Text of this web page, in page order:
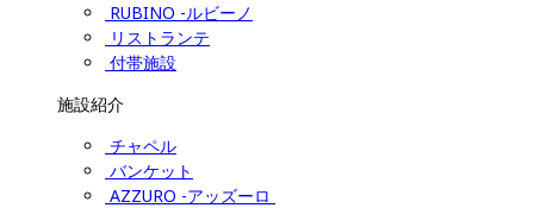
RUBINO -ルビーノ
リストランテ
付帯施設
施設紹介
チャペル
バンケット
AZZURO -アッズーロ